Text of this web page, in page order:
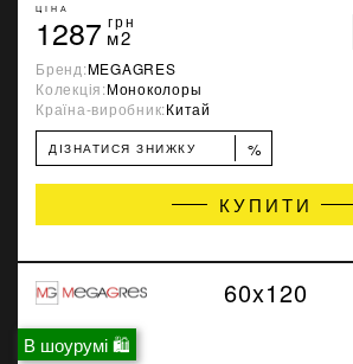
ЦІНА
1287 грн
м2
Бренд:MEGAGRES
Колекція:Моноколоры
Країна-виробник:Китай
ДІЗНАТИСЯ ЗНИЖКУ %
КУПИТИ
В шоурумі 🛍
60x120